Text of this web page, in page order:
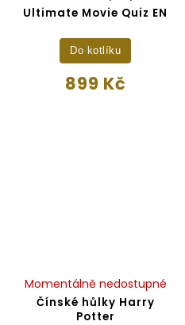
Ultimate Movie Quiz EN
899 Kč
Do kotlíku
Čínské hůlky Harry
Potter
Momentálně nedostupné